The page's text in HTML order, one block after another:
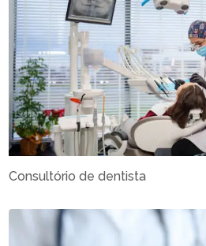
Consultório de dentista